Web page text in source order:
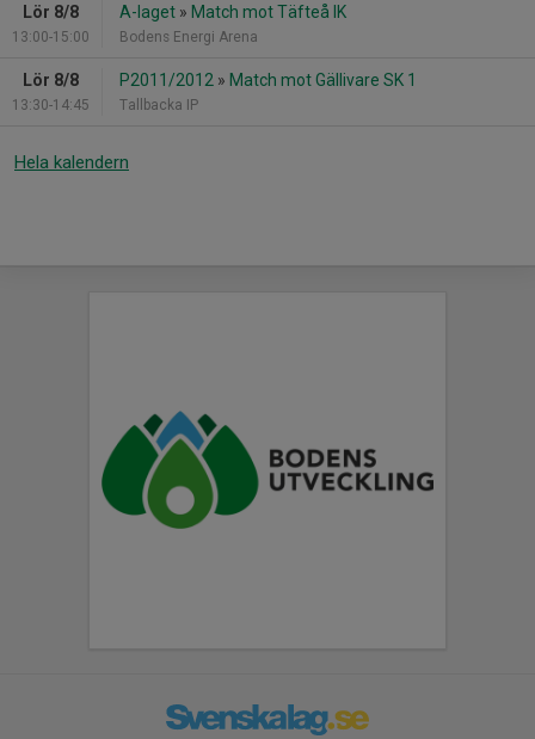
Lör 8/8
13:00-15:00
A-laget » Match mot Täfteå IK
Bodens Energi Arena
Lör 8/8
13:30-14:45
P2011/2012 » Match mot Gällivare SK 1
Tallbacka IP
Hela kalendern